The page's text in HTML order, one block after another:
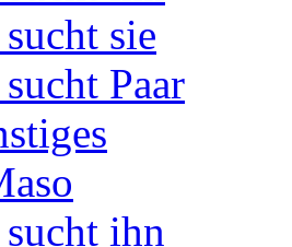
sie
Paar
sucht ihn